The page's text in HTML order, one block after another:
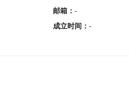
邮箱 ： -
成立时间 ： -